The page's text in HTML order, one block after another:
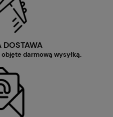
DOSTAWA
darmową wysyłką.